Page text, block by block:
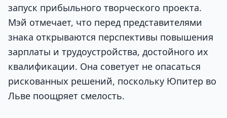
запуск прибыльного творческого проекта.
Мэй отмечает, что перед представителями
знака открываются перспективы повышения
зарплаты и трудоустройства, достойного их
квалификации. Она советует не опасаться
рискованных решений, поскольку Юпитер во
Льве поощряет смелость.